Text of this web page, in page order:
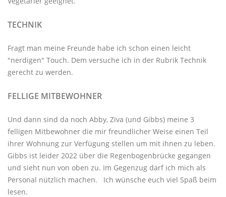
TECHNIK
Fragt man meine Freunde habe ich schon einen leicht
"nerdigen" Touch. Dem versuche ich in der Rubrik Technik
gerecht zu werden.
FELLIGE MITBEWOHNER
Und dann sind da noch Abby, Ziva (und Gibbs) meine 3
felligen Mitbewohner die mir freundlicher Weise einen Teil
ihrer Wohnung zur Verfügung stellen um mit ihnen zu leben.
Gibbs ist leider 2022 über die Regenbogenbrücke gegangen
und sieht nun von oben zu. Im Gegenzug darf ich mich als
Personal nützlich machen. Ich wünsche euch viel Spaß beim
lesen.